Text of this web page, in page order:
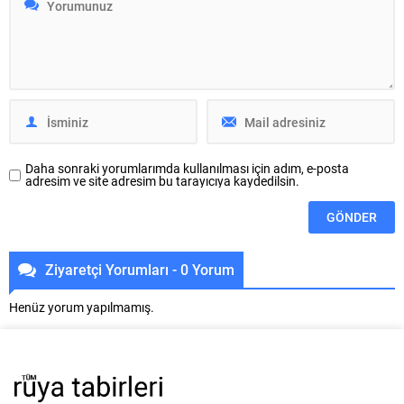
bağları, kardeş ilişkileri ve
Daha sonraki yorumlarımda kullanılması için adım, e-posta
adresim ve site adresim bu tarayıcıya kaydedilsin.
Ziyaretçi Yorumları - 0 Yorum
Henüz yorum yapılmamış.